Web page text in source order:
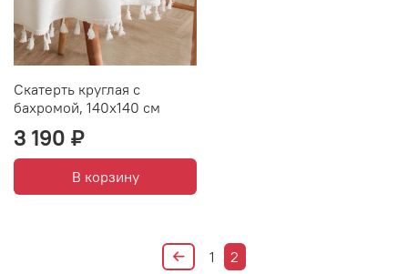
Скатерть круглая с
бахромой, 140х140 см
3 190 ₽
В корзину
1 2